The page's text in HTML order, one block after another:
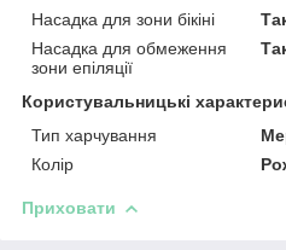
Насадка для зони бікіні
Насадка для обмеження
зони епіляції
Користувальницькі
Тип харчування
Колір
Приховати